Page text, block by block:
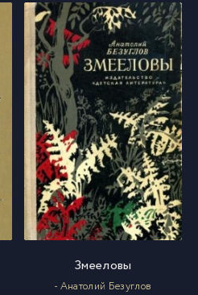
Змееловы
- Анатолий Безуглов